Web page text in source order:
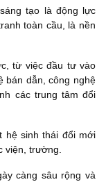
tạo là động lực
toàn cầu, là nền
từ việc đầu tư vào
bán dẫn, công nghệ
các trung tâm đổi
hệ sinh thái đổi mới
viện, trường.
càng sâu rộng và